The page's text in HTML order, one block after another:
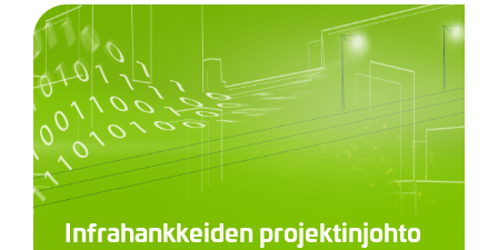
Infrahankkeiden projektinjohto